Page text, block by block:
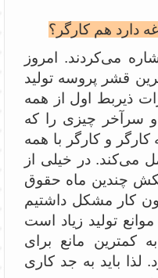
دارد هم کارگر؟
می‌کردند. امروز
قشر پروسه تولید
ذیربط اول از همه
سرآخر چیزی را که
و کارگر با همه
می‌کند. در خیلی از
چندین ماه حقوق
کار مشکل داشتیم
تولید زیاد است
کمترین مانع برای
لذا باید به جد کاری